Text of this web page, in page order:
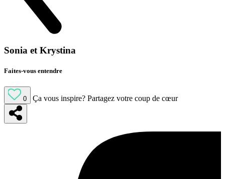
Sonia et Krystina
Faites-vous entendre
0 Ça vous inspire? Partagez votre coup de cœur